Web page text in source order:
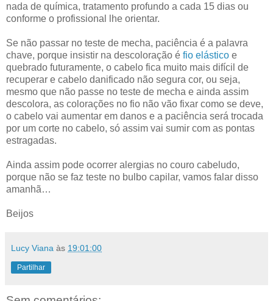
nada de química, tratamento profundo a cada 15 dias ou
conforme o profissional lhe orientar.
Se não passar no teste de mecha, paciência é a palavra
chave, porque insistir na descoloração é fio elástico e
quebrado futuramente, o cabelo fica muito mais difícil de
recuperar e cabelo danificado não segura cor, ou seja,
mesmo que não passe no teste de mecha e ainda assim
descolora, as colorações no fio não vão fixar como se deve,
o cabelo vai aumentar em danos e a paciência será trocada
por um corte no cabelo, só assim vai sumir com as pontas
estragadas.
Ainda assim pode ocorrer alergias no couro cabeludo,
porque não se faz teste no bulbo capilar, vamos falar disso
amanhã…
Beijos
Lucy Viana às 19:01:00
Partilhar